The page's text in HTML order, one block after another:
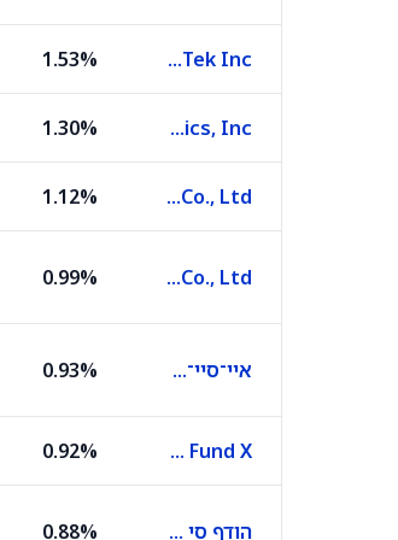
MediaTek Inc
1.53%
Delta Electronics, Inc.
1.30%
Hon Hai Precision Industry Co., Ltd.
1.12%
Samsung Electro-Mechanics Co., Ltd
0.99%
איי־סיי־איי־סיי־איי בנק 0.93%
Short-Term Cash Fund X
0.92%
הודף סי בנק 0.88%